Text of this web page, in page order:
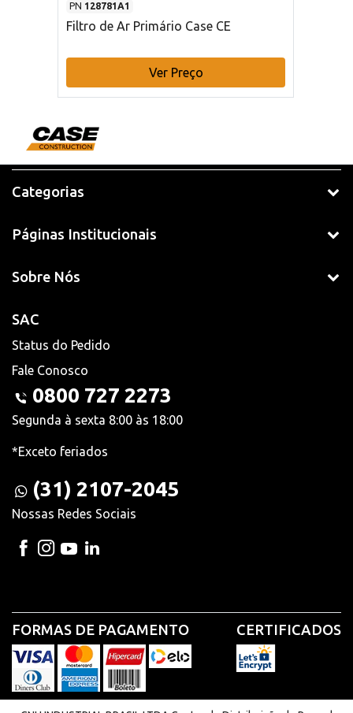
PN 128781A1
Filtro de Ar Primário Case CE
Ver Preço
Categorias
Páginas Institucionais
Sobre Nós
SAC
Status do Pedido
Fale Conosco
0800 727 2273
Segunda à sexta 8:00 às 18:00
*Exceto feriados
(31) 2107-2045
Nossas Redes Sociais
FORMAS DE PAGAMENTO CERTIFICADOS